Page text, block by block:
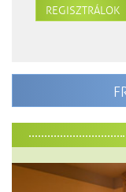
REGISZTRÁLOK